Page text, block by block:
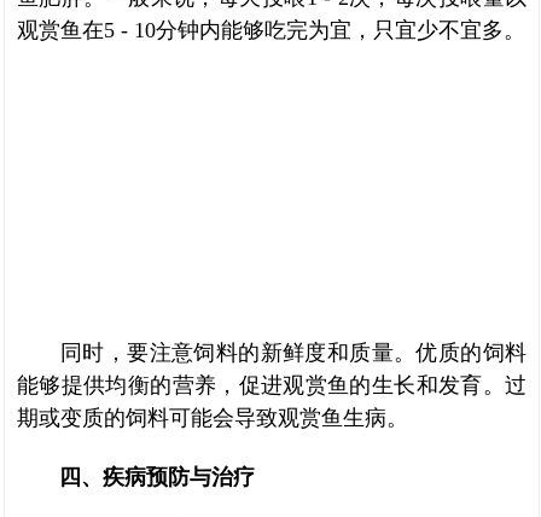
观赏鱼在5 - 10分钟内能够吃完为宜，只宜少不宜多。
同时，要注意饲料的新鲜度和质量。优质的饲料
能够提供均衡的营养，促进观赏鱼的生长和发育。过
期或变质的饲料可能会导致观赏鱼生病。
四、疾病预防与治疗